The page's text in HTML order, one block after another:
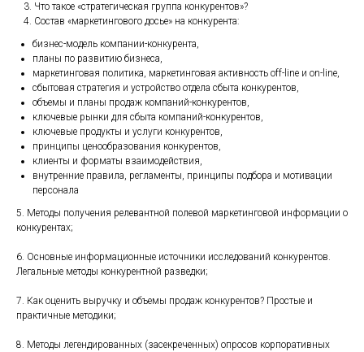
Что такое «стратегическая группа конкурентов»?
Состав «маркетингового досье» на конкурента:
бизнес-модель компании-конкурента,
планы по развитию бизнеса,
маркетинговая политика, маркетинговая активность off-line и on-line,
сбытовая стратегия и устройство отдела сбыта конкурентов,
объемы и планы продаж компаний-конкурентов,
ключевые рынки для сбыта компаний-конкурентов,
ключевые продукты и услуги конкурентов,
принципы ценообразования конкурентов,
клиенты и форматы взаимодействия,
внутренние правила, регламенты, принципы подбора и мотивации
персонала
5. Методы получения релевантной полевой маркетинговой информации о
конкурентах;
6. Основные информационные источники исследований конкурентов.
Легальные методы конкурентной разведки;
7. Как оценить выручку и объемы продаж конкурентов? Простые и
практичные методики;
8. Методы легендированных (засекреченных) опросов корпоративных